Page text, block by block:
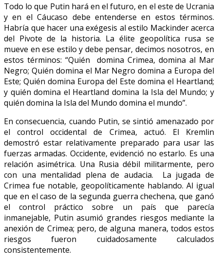
Todo lo que Putin hará en el futuro, en el este de Ucrania
y en el Cáucaso debe entenderse en estos términos.
Habría que hacer una exégesis al estilo Mackinder acerca
del Pivote de la historia. La élite geopolítica rusa se
mueve en ese estilo y debe pensar, decimos nosotros, en
estos términos: “Quién domina Crimea, domina al Mar
Negro; Quién domina el Mar Negro domina a Europa del
Este; Quién domina Europa del Este domina el Heartland;
y quién domina el Heartland domina la Isla del Mundo; y
quién domina la Isla del Mundo domina el mundo”.
En consecuencia, cuando Putin, se sintió amenazado por
el control occidental de Crimea, actuó. El Kremlin
demostró estar relativamente preparado para usar las
fuerzas armadas. Occidente, evidenció no estarlo. Es una
relación asimétrica. Una Rusia débil militarmente, pero
con una mentalidad plena de audacia. La jugada de
Crimea fue notable, geopolíticamente hablando. Al igual
que en el caso de la segunda guerra chechena, que ganó
el control práctico sobre un país que parecía
inmanejable, Putin asumió grandes riesgos mediante la
anexión de Crimea; pero, de alguna manera, todos estos
riesgos fueron cuidadosamente calculados
consistentemente.